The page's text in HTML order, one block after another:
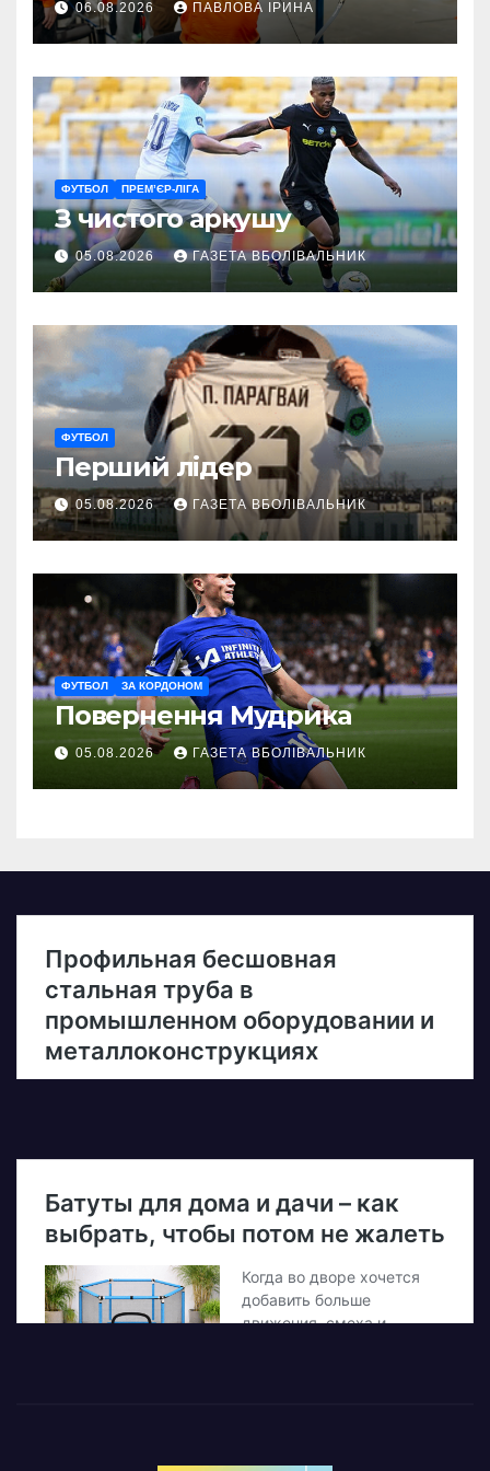
ГАРТ 2026 – як долучитися
ветеранам
06.08.2026 ПАВЛОВА ІРИНА
ФУТБОЛ ПРЕМ’ЄР-ЛІГА
З чистого аркушу
05.08.2026 ГАЗЕТА ВБОЛІВАЛЬНИК
ФУТБОЛ
Перший лідер
05.08.2026 ГАЗЕТА ВБОЛІВАЛЬНИК
ФУТБОЛ ЗА КОРДОНОМ
Повернення Мудрика
05.08.2026 ГАЗЕТА ВБОЛІВАЛЬНИК